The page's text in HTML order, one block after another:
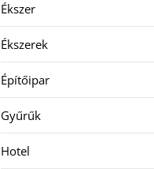
Ékszer
Ékszerek
Építőipar
Gyűrűk
Hotel